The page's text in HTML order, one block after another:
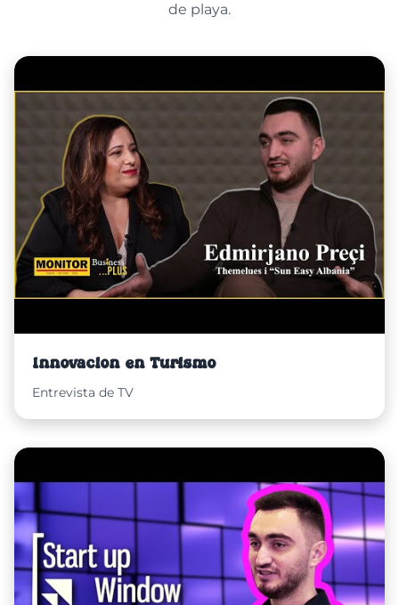
de playa.
Innovación en Turismo
Entrevista de TV